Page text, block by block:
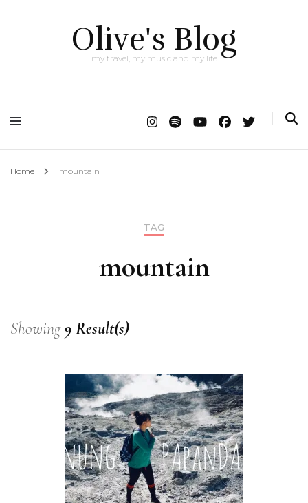
Olive's Blog
my travel, my music and my life
Home mountain
TAG
mountain
Showing9 Result(s)